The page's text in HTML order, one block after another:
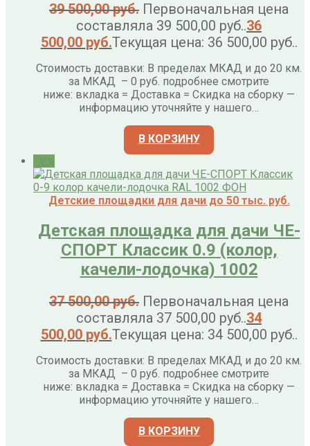
39 500,00руб. Первоначальная цена
составляла 39 500,00 руб..36
500,00 руб.Текущая цена: 36 500,00 руб..
Стоимость доставки: В пределах МКАД и до 20 км.
за МКАД – 0 руб. подробнее смотрите
ниже: вкладка = Доставка = Скидка на сборку —
информацию уточняйте у нашего…
В КОРЗИНУ
Детские площадки для дачи до 50 тыс. руб.
Детская площадка для дачи ЧЕ-
СПОРТ Классик 0.9 (колор,
качели-лодочка) 1002
37 500,00руб. Первоначальная цена
составляла 37 500,00 руб..34
500,00 руб.Текущая цена: 34 500,00 руб..
Стоимость доставки: В пределах МКАД и до 20 км.
за МКАД – 0 руб. подробнее смотрите
ниже: вкладка = Доставка = Скидка на сборку —
информацию уточняйте у нашего…
В КОРЗИНУ